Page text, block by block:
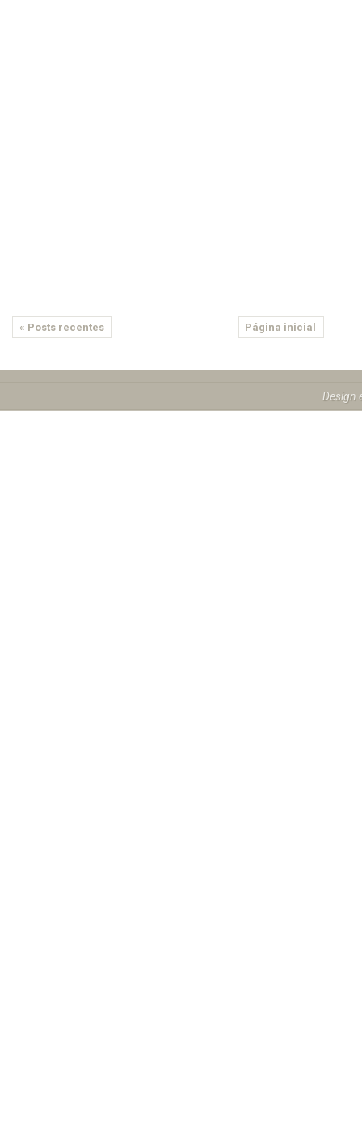
« Posts recentes Página inicial
Design